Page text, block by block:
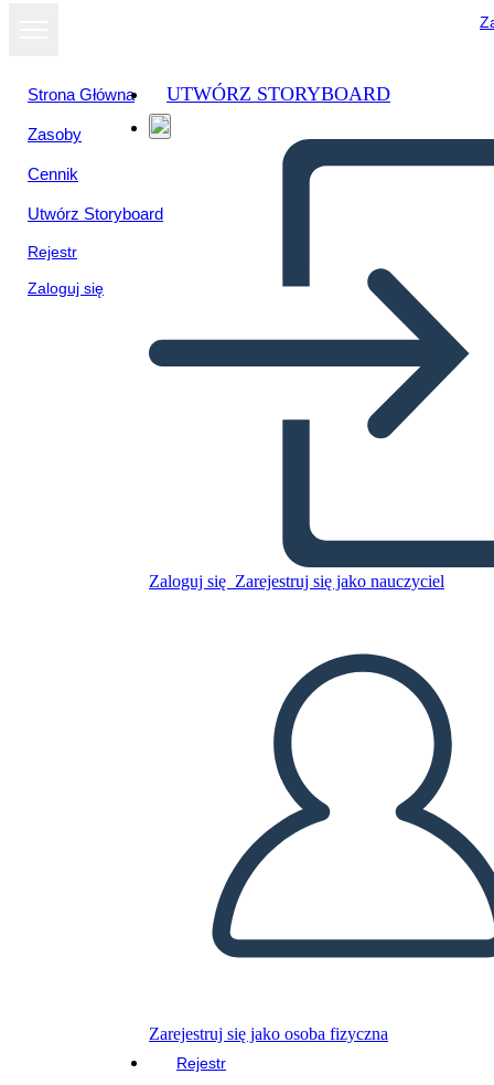
Strona Główna
Zasoby
Cennik
Utwórz Storyboard
Rejestr
Zaloguj się
UTWÓRZ STORYBOARD
Zaloguj się Zarejestruj się jako nauczyciel
Zarejestruj się jako osoba fizyczna
Rejestr
Narrative
STWÓRZ SCENORYS
ODTWARZANIE POKAZU SLAJDÓW
PRZECZYTAJ MI